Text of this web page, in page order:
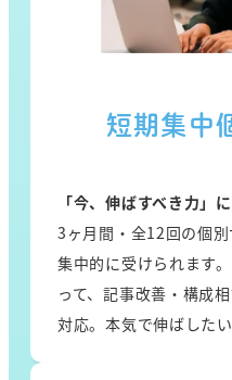
短期集中
「今、伸ばすべき力」
3ヶ月間・全12回の個
集中的に受けられます
って、記事改善・構成
対応。本気で伸ばしたい